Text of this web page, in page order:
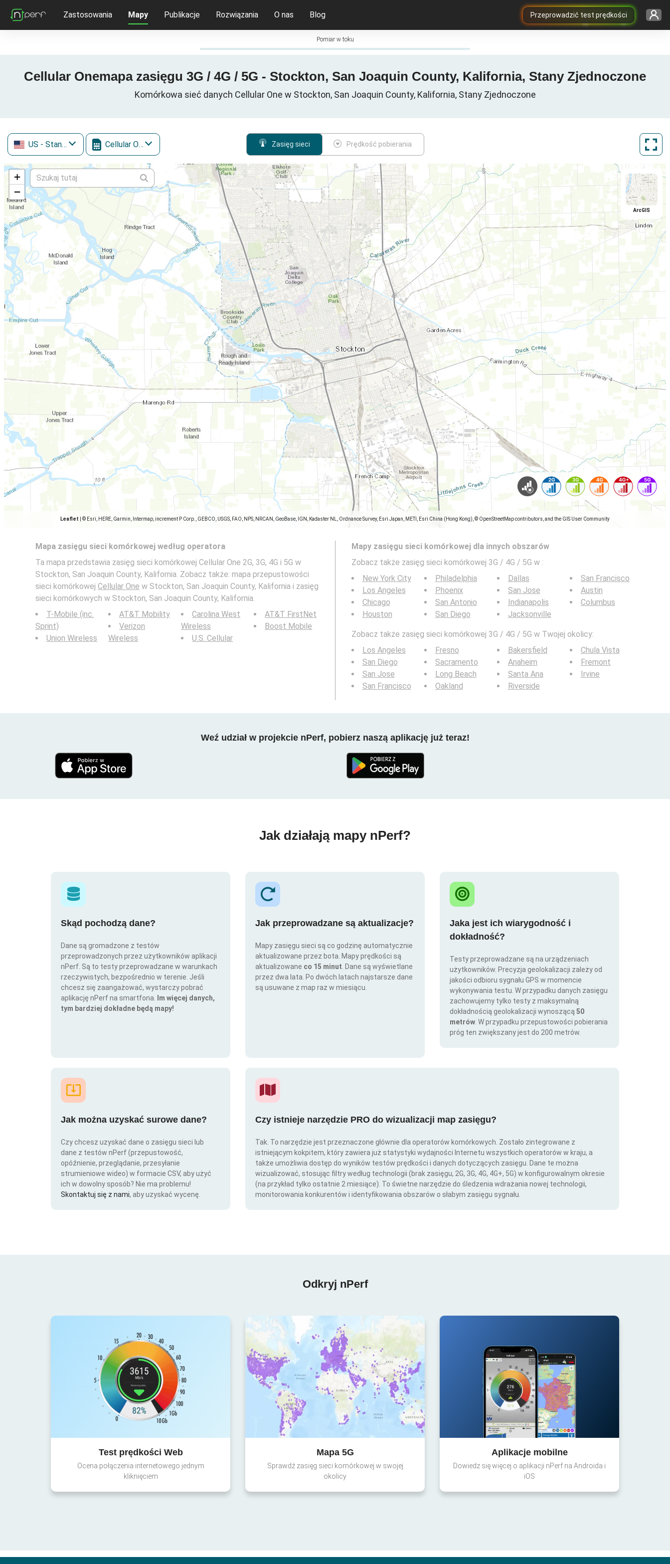
Przeprowadzić test prędkości
Zastosowania Mapy Publikacje Rozwiązania O nas Blog
Pomiar w toku
Cellular Onemapa zasięgu 3G / 4G / 5G - Stockton, San Joaquin County, Kalifornia, Stany Zjednoczone
Komórkowa sieć danych Cellular One w Stockton, San Joaquin County, Kalifornia, Stany Zjednoczone
US - Stany Zjednoczone Cellular One Zasięg sieci Prędkość pobierania
+
−
Leaflet © Esri, HERE, Garmin, Intermap, increment P Corp., GEBCO, USGS, FAO, NPS, NRCAN, GeoBase, IGN, Kadaster NL, Ordnance Survey, Esri Japan, METI, Esri China (Hong Kong), © OpenStreetMap contributors, and the GIS User Community
ArcGIS
Mapa zasięgu sieci komórkowej według operatora
Ta mapa przedstawia zasięg sieci komórkowej Cellular One 2G, 3G, 4G i 5G w
Stockton, San Joaquin County, Kalifornia. Zobacz także: mapa przepustowości
sieci komórkowej Cellular One w Stockton, San Joaquin County, Kalifornia i zasięg
sieci komórkowych w Stockton, San Joaquin County, Kalifornia.
T-Mobile (inc.
Sprint)
Union Wireless
AT&T Mobility
Verizon
Wireless
Carolina West
Wireless
U.S. Cellular
AT&T FirstNet
Boost Mobile
Mapy zasięgu sieci komórkowej dla innych obszarów
Zobacz także zasięg sieci komórkowej 3G / 4G / 5G w :
New York City
Los Angeles
Chicago
Houston
Philadelphia
Phoenix
San Antonio
San Diego
Dallas
San Jose
Indianapolis
Jacksonville
San Francisco
Austin
Columbus
Zobacz także zasięg sieci komórkowej 3G / 4G / 5G w Twojej okolicy:
Los Angeles
San Diego
San Jose
San Francisco
Fresno
Sacramento
Long Beach
Oakland
Bakersfield
Anaheim
Santa Ana
Riverside
Chula Vista
Fremont
Irvine
Weź udział w projekcie nPerf, pobierz naszą aplikację już teraz!
Jak działają mapy nPerf?
Skąd pochodzą dane?
Dane są gromadzone z testów
przeprowadzonych przez użytkowników aplikacji
nPerf. Są to testy przeprowadzane w warunkach
rzeczywistych, bezpośrednio w terenie. Jeśli
chcesz się zaangażować, wystarczy pobrać
aplikację nPerf na smartfona.
Im więcej danych,
tym bardziej dokładne będą mapy!
Jak przeprowadzane są aktualizacje?
Mapy zasięgu sieci są co godzinę automatycznie
aktualizowane przez bota. Mapy prędkości są
aktualizowane co 15 minut . Dane są wyświetlane
przez dwa lata. Po dwóch latach najstarsze dane
są usuwane z map raz w miesiącu.
Jaka jest ich wiarygodność i
dokładność?
Testy przeprowadzane są na urządzeniach
użytkowników. Precyzja geolokalizacji zależy od
jakości odbioru sygnału GPS w momencie
wykonywania testu. W przypadku danych zasięgu
zachowujemy tylko testy z maksymalną
dokładnością geolokalizacji wynoszącą 50
metrów . W przypadku przepustowości pobierania
próg ten zwiększany jest do 200 metrów.
Jak można uzyskać surowe dane?
Czy chcesz uzyskać dane o zasięgu sieci lub
dane z testów nPerf (przepustowość,
opóźnienie, przeglądanie, przesyłanie
strumieniowe wideo) w formacie CSV, aby użyć
ich w dowolny sposób? Nie ma problemu!
Skontaktuj się z nami, aby uzyskać wycenę.
Czy istnieje narzędzie PRO do wizualizacji map zasięgu?
Tak. To narzędzie jest przeznaczone głównie dla operatorów komórkowych. Zostało zintegrowane z
istniejącym kokpitem, który zawiera już statystyki wydajności Internetu wszystkich operatorów w kraju, a
także umożliwia dostęp do wyników testów prędkości i danych dotyczących zasięgu. Dane te można
wizualizować, stosując filtry według technologii (brak zasięgu, 2G, 3G, 4G, 4G+, 5G) w konfigurowalnym okresie
(na przykład tylko ostatnie 2 miesiące). To świetne narzędzie do śledzenia wdrażania nowej technologii,
monitorowania konkurentów i identyfikowania obszarów o słabym zasięgu sygnału.
Odkryj nPerf
Test prędkości Web
Ocena połączenia internetowego jednym
kliknięciem
Mapa 5G
Sprawdź zasięg sieci komórkowej w swojej
okolicy
Aplikacje mobilne
Dowiedz się więcej o aplikacji nPerf na Androida i
iOS